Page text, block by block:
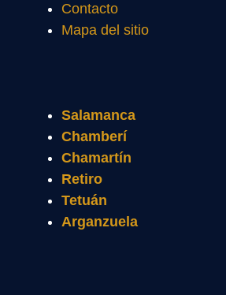
Contacto
Mapa del sitio
Salamanca
Chamberí
Chamartín
Retiro
Tetuán
Arganzuela